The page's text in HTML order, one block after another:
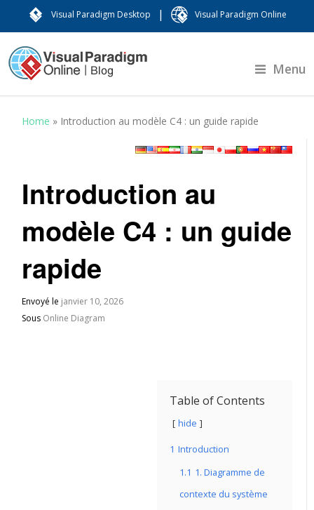
Visual Paradigm Desktop | Visual Paradigm Online
Menu
Home » Introduction au modèle C4 : un guide rapide
Introduction au
modèle C4 : un guide
rapide
Envoyé le janvier 10, 2026
Sous Online Diagram
Table of Contents
hide
1 Introduction
1.1 1. Diagramme de
contexte du système